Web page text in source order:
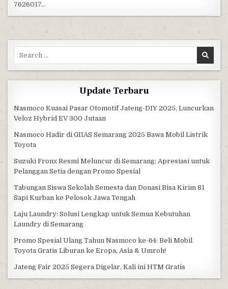
7626017…
Search for:
Update Terbaru
Nasmoco Kuasai Pasar Otomotif Jateng-DIY 2025, Luncurkan
Veloz Hybrid EV 300 Jutaan
Nasmoco Hadir di GIIAS Semarang 2025 Bawa Mobil Listrik
Toyota
Suzuki Fronx Resmi Meluncur di Semarang: Apresiasi untuk
Pelanggan Setia dengan Promo Spesial
Tabungan Siswa Sekolah Semesta dan Donasi Bisa Kirim 81
Sapi Kurban ke Pelosok Jawa Tengah
Laju Laundry: Solusi Lengkap untuk Semua Kebutuhan
Laundry di Semarang
Promo Spesial Ulang Tahun Nasmoco ke-64: Beli Mobil
Toyota Gratis Liburan ke Eropa, Asia & Umroh!
Jateng Fair 2025 Segera Digelar, Kali ini HTM Gratis